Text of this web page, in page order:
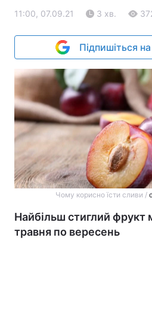
11:00, 07.09.21 3 хв.
Підпишіться
Чому корисно їсти сливи /
Найбільш стиглий
травня по вересень